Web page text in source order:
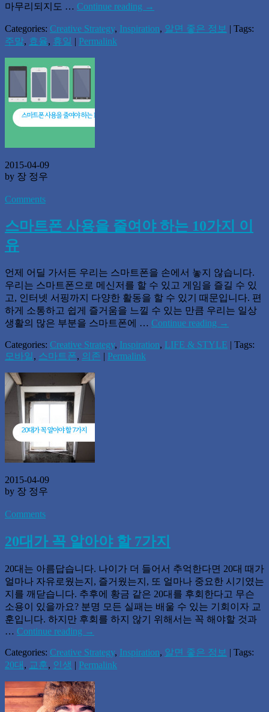
마무리되지도 … Continue reading →
Categories: Creative Strategy, Inspiration, 알면 좋은 정보 | Tags:
주말, 효율, 휴일 | Permalink
2015-04-09
by 장 정우
Comments
스마트폰 사용을 줄여야 하는 10가지 이
유
언제 어딜 가서든 우리는 스마트폰을 손에서 놓지 않습니다.
우리는 스마트폰으로 메신저를 할 수 있고 게임을 즐길 수 있
고, 인터넷 서핑까지 다양한 활동을 할 수 있기 때문입니다. 편
하게 소통하고 쉽게 즐거움을 느낄 수 있는 만큼 우리는 일상
생활의 많은 부분을 스마트폰에 … Continue reading →
Categories: Creative Strategy, Inspiration, LIFE & STYLE | Tags:
모바일 , 스마트폰, 의존 | Permalink
2015-04-09
by 장 정우
Comments
20대가 꼭 알아야 할 7가지
20대는 아름답습니다. 나이가 더 들어서 추억한다면 20대 때가
얼마나 자유로웠는지, 즐거웠는지, 또 얼마나 중요한 시기였는
지를 깨닫습니다. 추후에 황금 같은 20대를 후회한다고 무슨
소용이 있을까요? 분명 모든 실패는 배울 수 있는 기회이자 교
훈입니다. 하지만 후회를 하지 않기 위해서는 꼭 해야할 것과
… Continue reading →
Categories: Creative Strategy, Inspiration, 알면 좋은 정보 | Tags:
20대 , 교훈, 인생 | Permalink